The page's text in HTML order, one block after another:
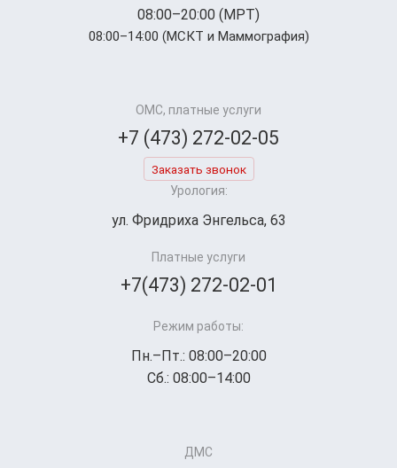
08:00–20:00 (МРТ)
08:00–14:00 (МСКТ и Маммография)
ОМС, платные услуги
+7 (473) 272-02-05
Заказать звонок
Урология:
ул. Фридриха Энгельса, 63
Платные услуги
+7(473) 272-02-01
Режим работы:
Пн.–Пт.: 08:00–20:00
Сб.: 08:00–14:00
ДМС